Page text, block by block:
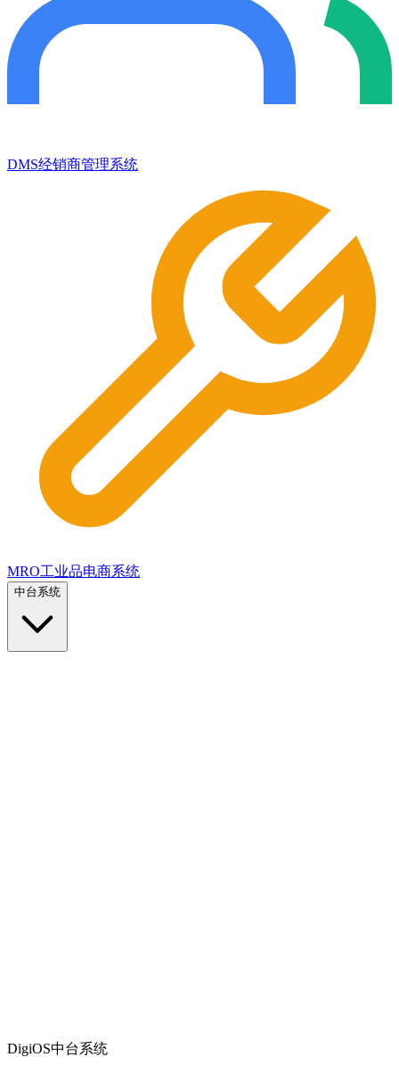
DMS经销商管理系统
MRO工业品电商系统
中台系统
DigiOS中台系统